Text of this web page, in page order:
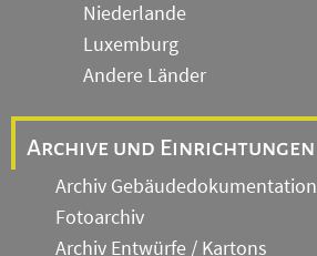
Niederlande
Luxemburg
Andere Länder
Archive und Einrichtungen
Archiv Gebäudedokumentation
Fotoarchiv
Archiv Entwürfe / Kartons